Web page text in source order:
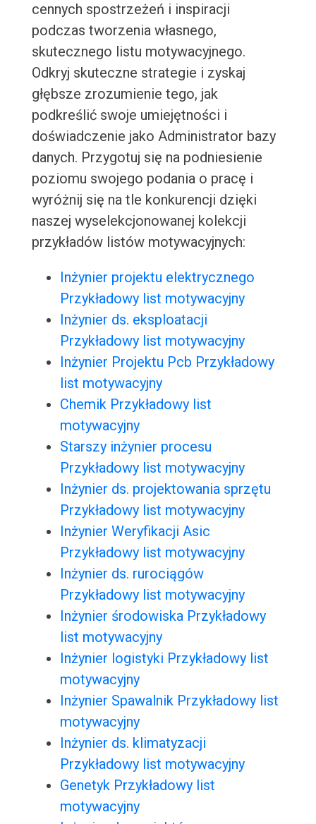
cennych spostrzeżeń i inspiracji
podczas tworzenia własnego,
skutecznego listu motywacyjnego.
Odkryj skuteczne strategie i zyskaj
głębsze zrozumienie tego, jak
podkreślić swoje umiejętności i
doświadczenie jako Administrator bazy
danych. Przygotuj się na podniesienie
poziomu swojego podania o pracę i
wyróżnij się na tle konkurencji dzięki
naszej wyselekcjonowanej kolekcji
przykładów listów motywacyjnych:
Inżynier projektu elektrycznego
Przykładowy list motywacyjny
Inżynier ds. eksploatacji
Przykładowy list motywacyjny
Inżynier Projektu Pcb Przykładowy
list motywacyjny
Chemik Przykładowy list
motywacyjny
Starszy inżynier procesu
Przykładowy list motywacyjny
Inżynier ds. projektowania sprzętu
Przykładowy list motywacyjny
Inżynier Weryfikacji Asic
Przykładowy list motywacyjny
Inżynier ds. rurociągów
Przykładowy list motywacyjny
Inżynier środowiska Przykładowy
list motywacyjny
Inżynier logistyki Przykładowy list
motywacyjny
Inżynier Spawalnik Przykładowy list
motywacyjny
Inżynier ds. klimatyzacji
Przykładowy list motywacyjny
Genetyk Przykładowy list
motywacyjny